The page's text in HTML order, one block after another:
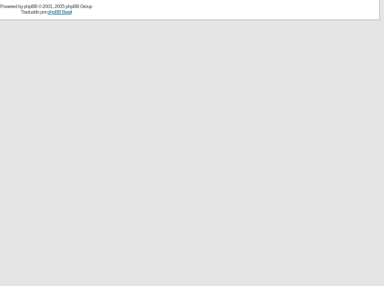
Powered byphpBB© 2001, 2005 phpBB Group
Traduzido porphpBB Brasil